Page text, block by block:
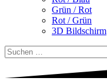
Grün / Rot
Rot / Grün
3D Bildschirm
Suchen
nach: